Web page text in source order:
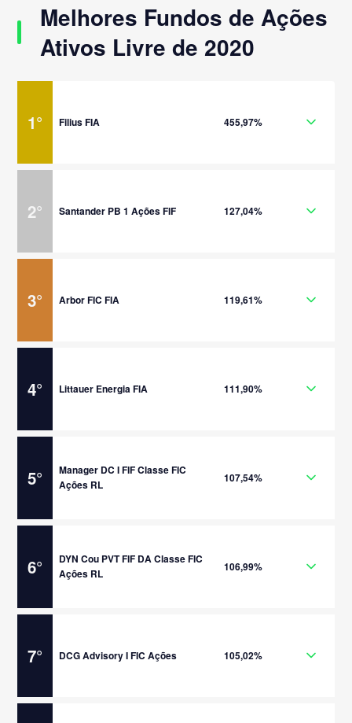
Melhores Fundos de Ações
Ativos Livre de 2020
1° Filius FIA 455,97%
2° Santander PB 1 Ações FIF 127,04%
3° Arbor FIC FIA 119,61%
4° Littauer Energia FIA 111,90%
5°
Manager DC I FIF Classe FIC
Ações RL
107,54%
6°
DYN Cou PVT FIF DA Classe FIC
Ações RL
106,99%
7° DCG Advisory I FIC Ações 105,02%